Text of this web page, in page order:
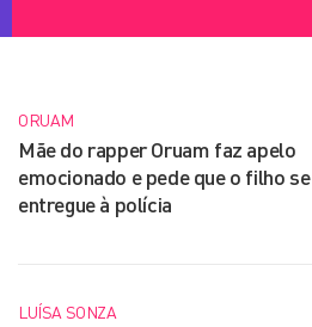
ORUAM
Mãe do rapper Oruam faz apelo
emocionado e pede que o filho se
entregue à polícia
LUÍSA SONZA